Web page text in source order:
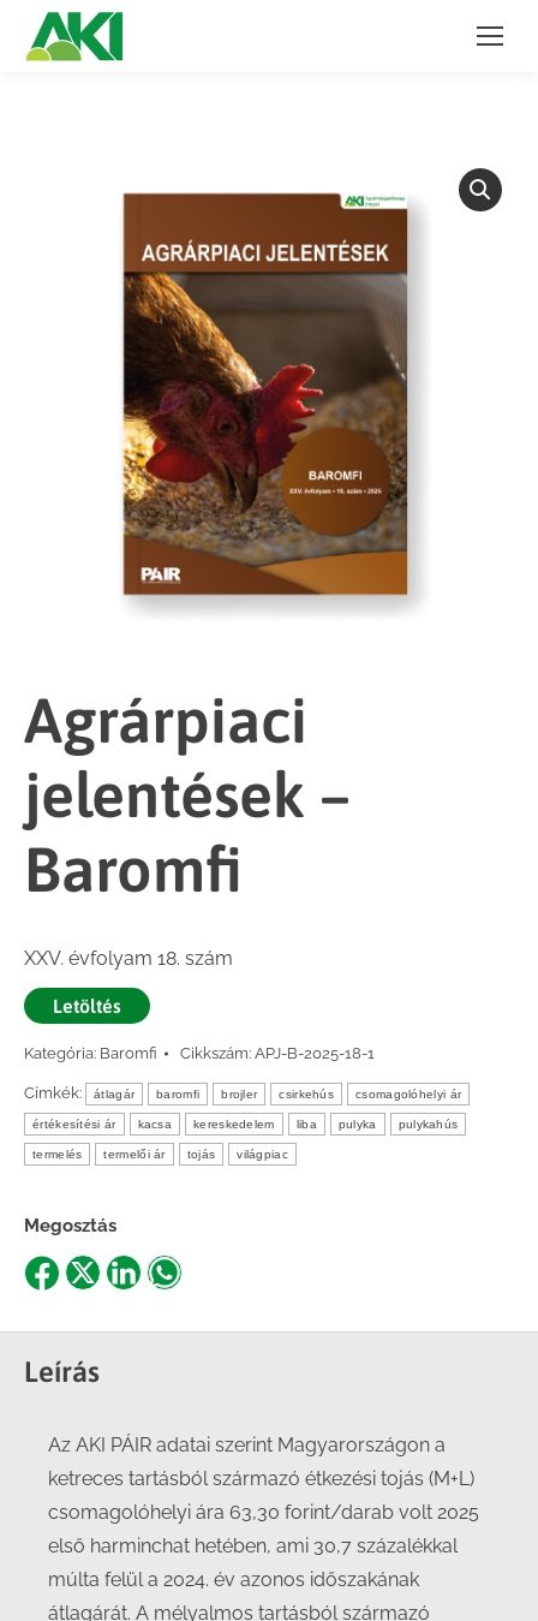
Agrárpiaci
jelentések –
Baromfi
XXV. évfolyam 18. szám
Letöltés
Kategória: Baromfi Cikkszám: APJ-B-2025-18-1
Címkék: átlagár baromfi brojler csirkehús csomagolóhelyi ár
értékesítési ár kacsa kereskedelem liba pulyka pulykahús
termelés termelői ár tojás világpiac
Megosztás
Share
Facebook
Share
X
ShareShare
Leírás
Az AKI PÁIR adatai szerint Magyarországon a
ketreces tartásból származó étkezési tojás (M+L)
csomagolóhelyi ára 63,30 forint/darab volt 2025
első harminchat hetében, ami 30,7 százalékkal
múlta felül a 2024. év azonos időszakának
átlagárát. A mélyalmos tartásból származó